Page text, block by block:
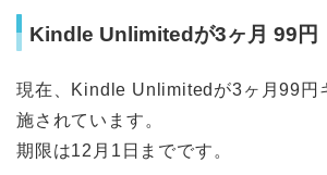
Kindle Unlimitedが3ヶ月 99円
現在、Kindle Unlimitedが3ヶ月99円
施されています。
期限は12月1日までです。